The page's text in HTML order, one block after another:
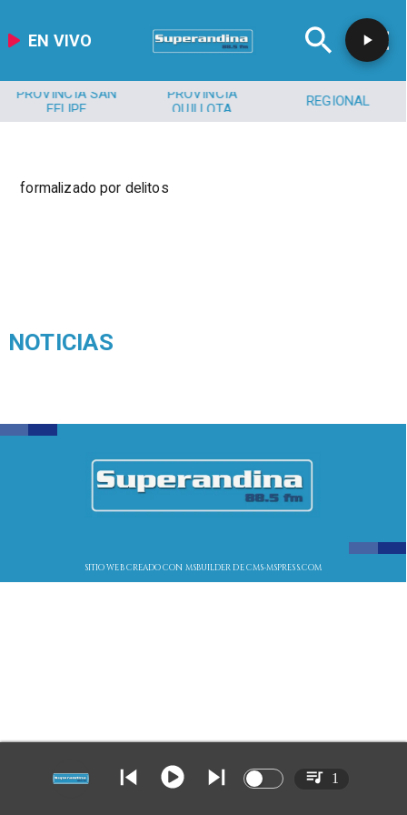
EN VIVO
PROVINCIA SAN
FELIPE
PROVINCIA
QUILLOTA
REGIONAL
formalizado por delitos
NOTICIAS
SITIO WEB CREADO CON MSBUILDER DE CMS-MSPRESS.COM
1